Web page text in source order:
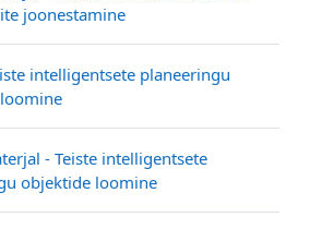
joonestamine
intelligentsete planeeringu
Link/URL
- Teiste intelligentsete
objektide loomine